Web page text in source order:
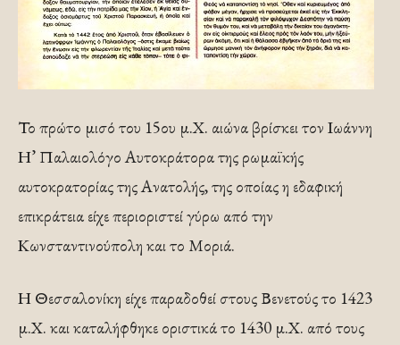
Το πρώτο μισό του 15ου μ.Χ. αιώνα βρίσκει τον Ιωάννη
Η’ Παλαιολόγο Αυτοκράτορα της ρωμαϊκής
αυτοκρατορίας της Ανατολής, της οποίας η εδαφική
επικράτεια είχε περιοριστεί γύρω από την
Κωνσταντινούπολη και το Μοριά.
Η Θεσσαλονίκη είχε παραδοθεί στους Βενετούς το 1423
μ.Χ. και καταλήφθηκε οριστικά το 1430 μ.Χ. από τους